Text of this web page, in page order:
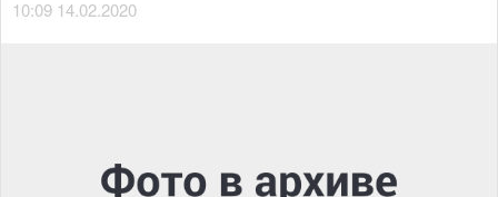
10:09 14.02.2020